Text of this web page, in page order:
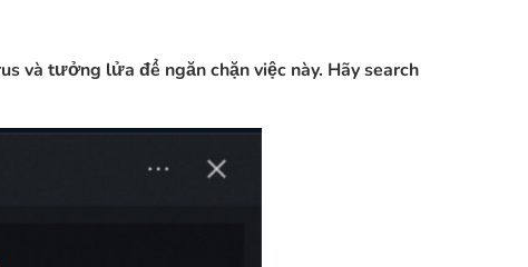
và tưởng lửa để ngăn chặn việc này. Hãy search